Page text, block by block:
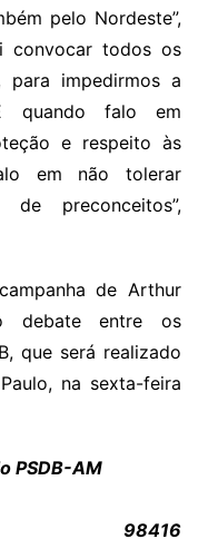
pelo Nordeste”,
convocar todos os
para impedirmos a
quando falo em
e respeito às
em não tolerar
preconceitos”,
de Arthur
debate entre os
que será realizado
na sexta-feira
PSDB-AM